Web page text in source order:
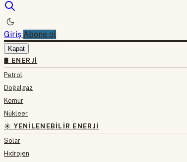
Giriş Abone ol
Kapat
🛢 ENERJI
Petrol
Doğalgaz
Kömür
Nükleer
☀️ YENILENEBILIR ENERJI
Solar
Hidrojen